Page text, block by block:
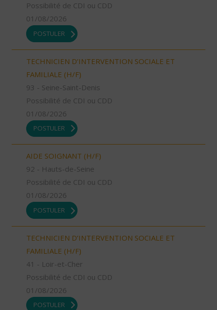
Possibilité de CDI ou CDD
01/08/2026
POSTULER
TECHNICIEN D’INTERVENTION SOCIALE ET
FAMILIALE (H/F)
93 - Seine-Saint-Denis
Possibilité de CDI ou CDD
01/08/2026
POSTULER
AIDE SOIGNANT (H/F)
92 - Hauts-de-Seine
Possibilité de CDI ou CDD
01/08/2026
POSTULER
TECHNICIEN D’INTERVENTION SOCIALE ET
FAMILIALE (H/F)
41 - Loir-et-Cher
Possibilité de CDI ou CDD
01/08/2026
POSTULER